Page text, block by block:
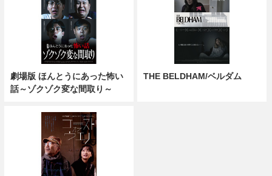
劇場版 ほんとうにあった怖い
話～ゾクゾク変な間取り～
THE BELDHAM/ベルダム